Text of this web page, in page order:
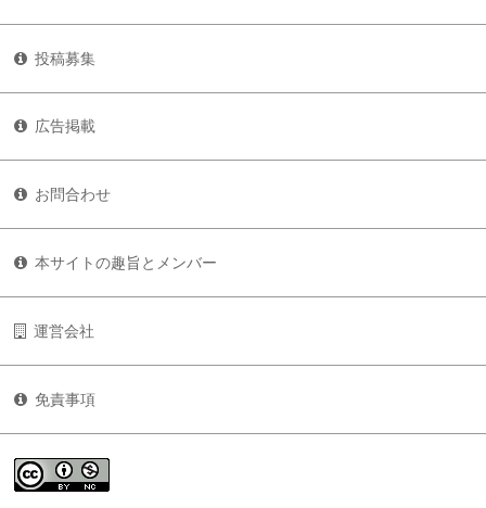
投稿募集
広告掲載
お問合わせ
本サイトの趣旨とメンバー
運営会社
免責事項